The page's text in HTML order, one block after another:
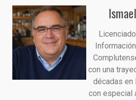
con una
décadas en
con especial